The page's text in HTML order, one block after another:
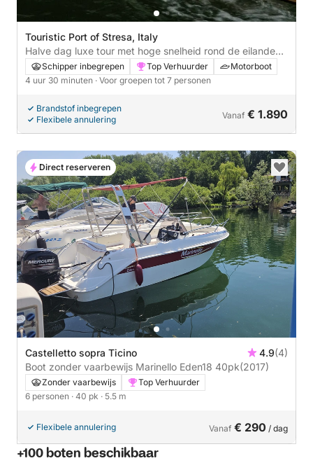
Touristic Port of Stresa, Italy
Halve dag luxe tour met hoge snelheid rond de eilanden
op een sigarettenracende 28SS
Schipper inbegrepen Top Verhuurder
Motorboot
4 uur 30 minuten · Voor groepen tot 7 personen
Brandstof inbegrepen
Flexibele annulering
Vanaf € 1.890
Castelletto sopra Ticino 4.9(4)
Boot zonder vaarbewijs Marinello Eden18 40pk(2017)
Zonder vaarbewijs
Top Verhuurder
6 personen · 40 pk · 5.5 m
Flexibele annulering Vanaf € 290 / dag
Direct reserveren
+100 boten beschikbaar